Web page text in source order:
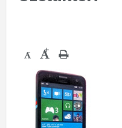
- +